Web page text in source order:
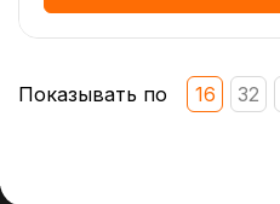
Показывать по 16 32